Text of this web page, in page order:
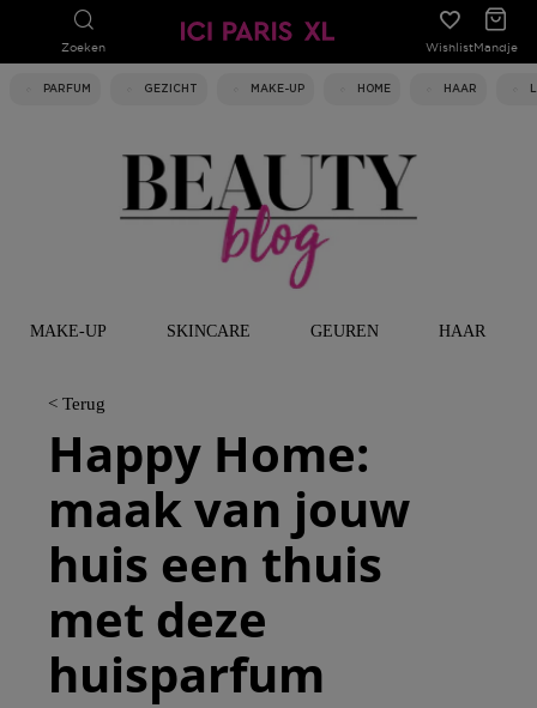
Zoeken WishlistMandje
PARFUM GEZICHT MAKE-UP HOME HAAR
MAKE-UP SKINCARE GEUREN HAAR
< Terug
Happy Home:
maak van jouw
huis een thuis
met deze
huisparfum